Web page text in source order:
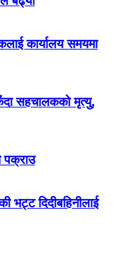
कार्यालय समयमा
सहचालकको मृत्यु,
पक्राउ
भट्ट दिदीबहिनीलाई